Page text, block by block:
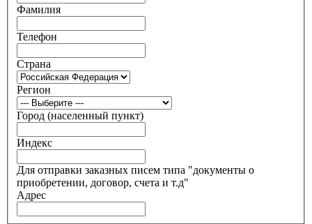
Фамилия
Телефон
Страна
Регион
Город (населенный пункт)
Индекс
Для отправки заказных писем типа "документы о
приобретении, договор, счета и т.д"
Адрес